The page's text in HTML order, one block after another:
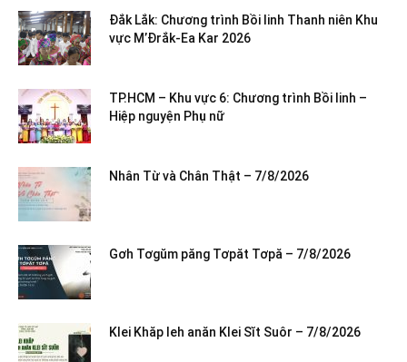
Đắk Lắk: Chương trình Bồi linh Thanh niên Khu
vực M’Đrắk-Ea Kar 2026
TP.HCM – Khu vực 6: Chương trình Bồi linh –
Hiệp nguyện Phụ nữ
Nhân Từ và Chân Thật – 7/8/2026
Gơh Tơgŭm păng Tơpăt Tơpă – 7/8/2026
Klei Khăp leh anăn Klei Sĭt Suôr – 7/8/2026